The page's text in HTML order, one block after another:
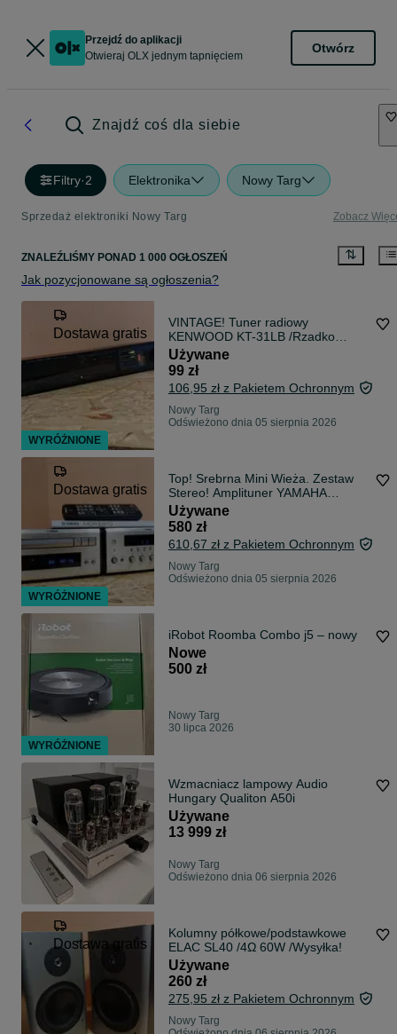
Przejdź do aplikacji
Otwieraj OLX jednym tapnięciem
Otwórz
Znajdź coś dla siebie
Filtry·2 Elektronika Nowy Targ
Sprzedaż elektroniki Nowy Targ Zobacz
ZNALEŹLIŚMY PONAD 1 000 OGŁOSZEŃ
Jak pozycjonowane są ogłoszenia?
Dostawa gratis
VINTAGE! Tuner radiowy
KENWOOD KT-31LB /Rzadko
spotykany /Ładny /Czuły Odbiór
/Wysyłka!
Używane
99 zł
106,95 zł z Pakietem Ochronnym
Nowy Targ
Odświeżono dnia 05 sierpnia 2026
Dostawa gratis
Top! Srebrna Mini Wieża. Zestaw
Stereo! Amplituner YAMAHA
PIANOCRAFT RX-E410 + CD CDX-
E410 + Pilot + Instrukcja! Wysyłam!
Używane
580 zł
610,67 zł z Pakietem Ochronnym
Nowy Targ
Odświeżono dnia 05 sierpnia 2026
iRobot Roomba Combo j5 – nowy
Nowe
500 zł
Nowy Targ
30 lipca 2026
Wzmacniacz lampowy Audio
Hungary Qualiton A50i
Używane
13 999 zł
Nowy Targ
Odświeżono dnia 06 sierpnia 2026
Dostawa gratis
Kolumny półkowe/podstawkowe
ELAC SL40 /4Ω 60W /Wysyłka!
Używane
260 zł
275,95 zł z Pakietem Ochronnym
Nowy Targ
WYRÓŻNIONE
WYRÓŻNIONE
WYRÓŻNIONE